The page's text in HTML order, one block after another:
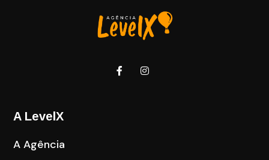
A LevelX
A Agência